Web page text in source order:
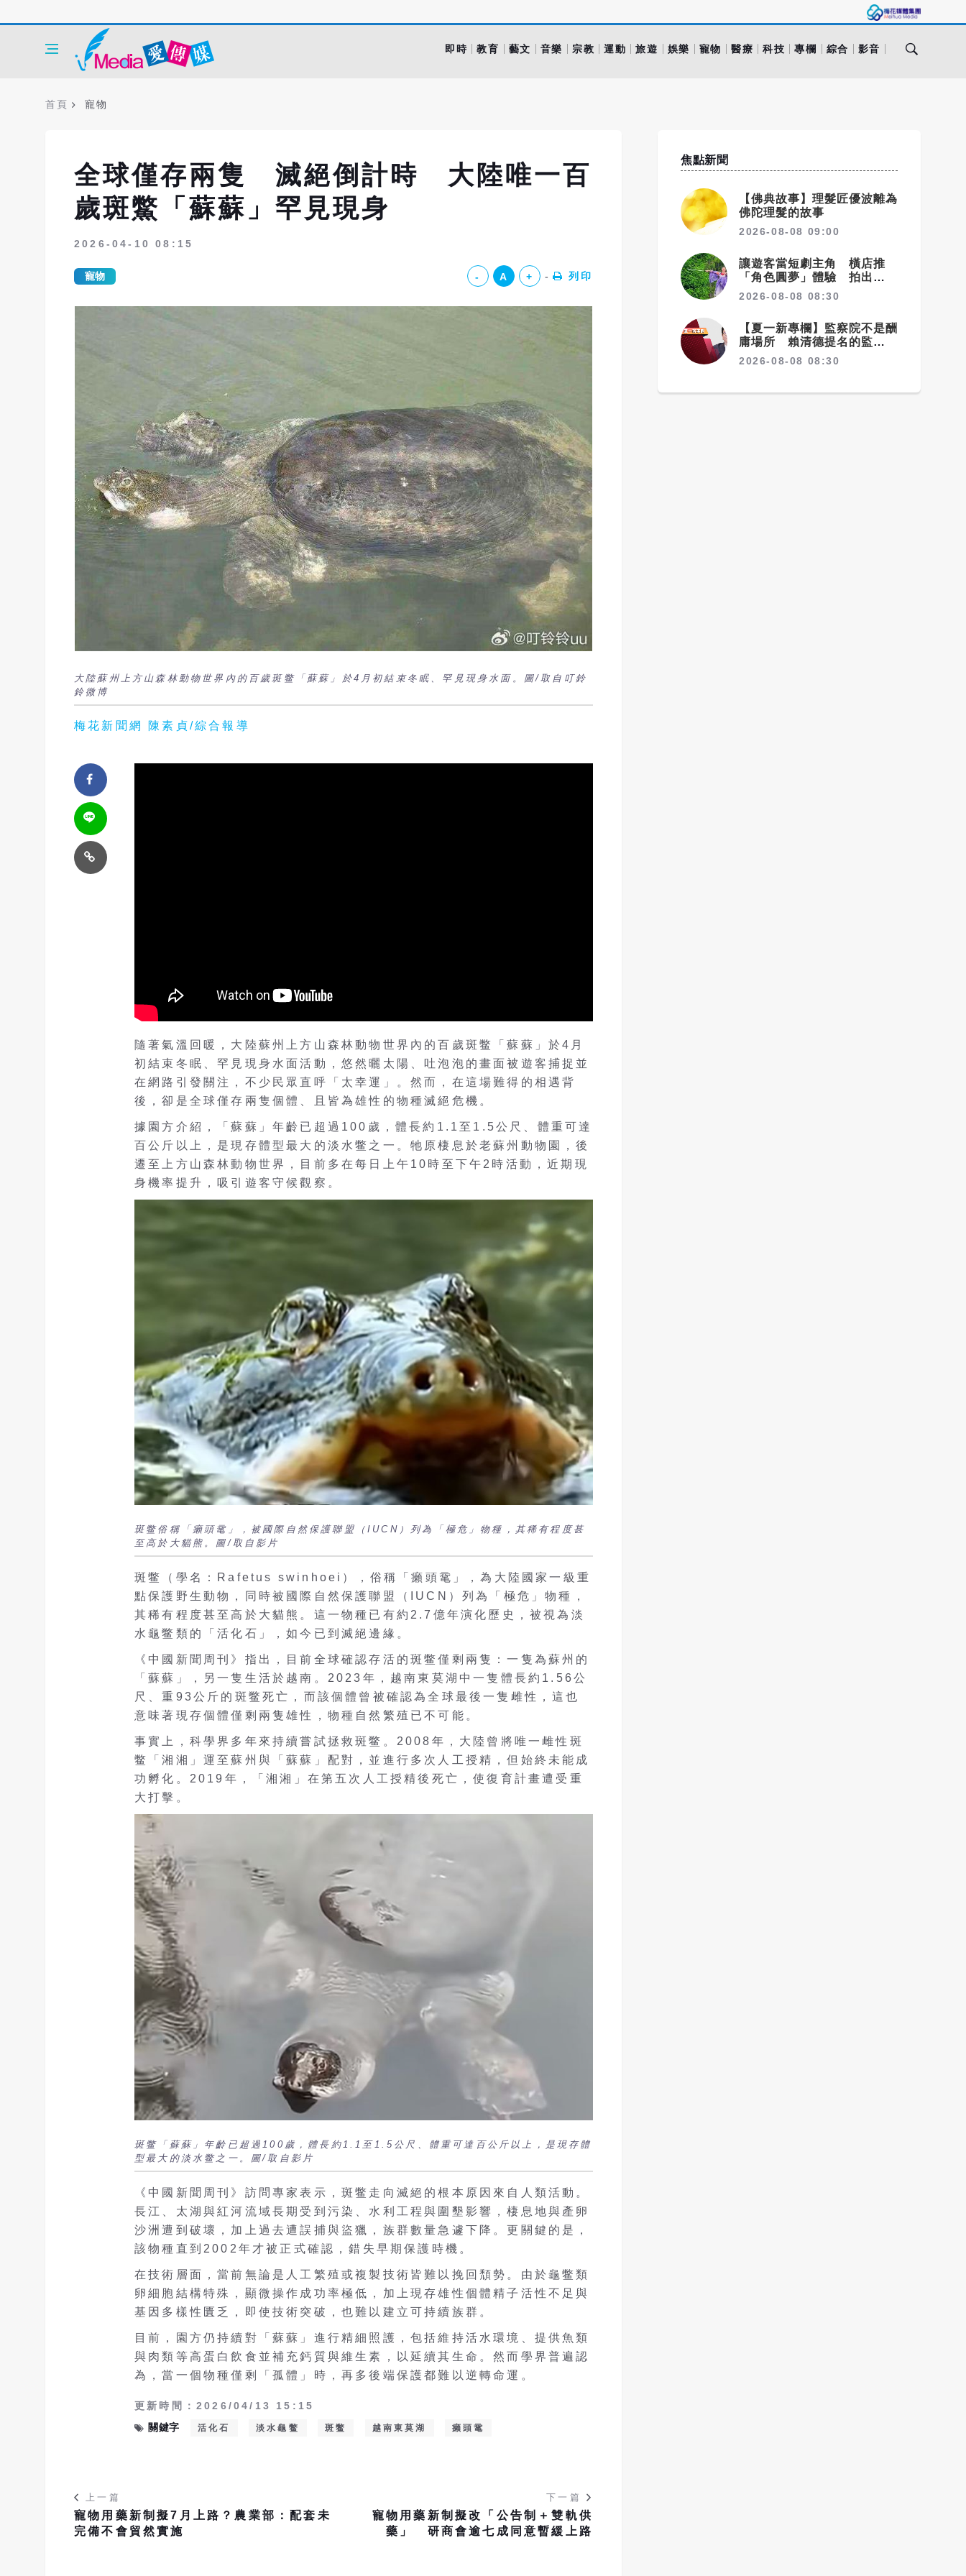
即時 教育 藝文 音樂 宗教 運動 旅遊 娛樂 寵物 醫療 科技 專欄 綜合 影音
首頁 寵物
全球僅存兩隻 滅絕倒計時 大陸唯一百
歲斑鱉「蘇蘇」罕見現身
2026-04-10 08:15
寵物 - A + 列印
大陸蘇州上方山森林動物世界內的百歲斑鳖「蘇蘇」於4月初結束冬眠、罕見現身水面。圖/取自叮鈴
鈴微博
梅花新聞網 陳素貞/綜合報導
隨著氣溫回暖，大陸蘇州上方山森林動物世界內的百歲斑鳖「蘇蘇」於4月
初結束冬眠、罕見現身水面活動，悠然曬太陽、吐泡泡的畫面被遊客捕捉並
在網路引發關注，不少民眾直呼「太幸運」。然而，在這場難得的相遇背
後，卻是全球僅存兩隻個體、且皆為雄性的物種滅絕危機。
據園方介紹，「蘇蘇」年齡已超過100歲，體長約1.1至1.5公尺、體重可達
百公斤以上，是現存體型最大的淡水鳖之一。牠原棲息於老蘇州動物園，後
遷至上方山森林動物世界，目前多在每日上午10時至下午2時活動，近期現
身機率提升，吸引遊客守候觀察。
斑鳖俗稱「癩頭鼋」，被國際自然保護聯盟（IUCN）列為「極危」物種，其稀有程度甚
至高於大貓熊。圖/取自影片
斑鳖（學名：Rafetus swinhoei），俗稱「癩頭鼋」，為大陸國家一級重
點保護野生動物，同時被國際自然保護聯盟（IUCN）列為「極危」物種，
其稀有程度甚至高於大貓熊。這一物種已有約2.7億年演化歷史，被視為淡
水龜鳖類的「活化石」，如今已到滅絕邊緣。
《中國新聞周刊》指出，目前全球確認存活的斑鳖僅剩兩隻：一隻為蘇州的
「蘇蘇」，另一隻生活於越南。2023年，越南東莫湖中一隻體長約1.56公
尺、重93公斤的斑鳖死亡，而該個體曾被確認為全球最後一隻雌性，這也
意味著現存個體僅剩兩隻雄性，物種自然繁殖已不可能。
事實上，科學界多年來持續嘗試拯救斑鳖。2008年，大陸曾將唯一雌性斑
鳖「湘湘」運至蘇州與「蘇蘇」配對，並進行多次人工授精，但始終未能成
功孵化。2019年，「湘湘」在第五次人工授精後死亡，使復育計畫遭受重
大打擊。
斑鳖「蘇蘇」年齡已超過100歲，體長約1.1至1.5公尺、體重可達百公斤以上，是現存體
型最大的淡水鳖之一。圖/取自影片
《中國新聞周刊》訪問專家表示，斑鳖走向滅絕的根本原因來自人類活動。
長江、太湖與紅河流域長期受到污染、水利工程與圍墾影響，棲息地與產卵
沙洲遭到破壞，加上過去遭誤捕與盜獵，族群數量急遽下降。更關鍵的是，
該物種直到2002年才被正式確認，錯失早期保護時機。
在技術層面，當前無論是人工繁殖或複製技術皆難以挽回頹勢。由於龜鳖類
卵細胞結構特殊，顯微操作成功率極低，加上現存雄性個體精子活性不足與
基因多樣性匱乏，即使技術突破，也難以建立可持續族群。
目前，園方仍持續對「蘇蘇」進行精細照護，包括維持活水環境、提供魚類
與肉類等高蛋白飲食並補充鈣質與維生素，以延續其生命。然而學界普遍認
為，當一個物種僅剩「孤體」時，再多後端保護都難以逆轉命運。
更新時間：2026/04/13 15:15
關鍵字
活化石 淡水龜鳖 斑鳖 越南東莫湖 癩頭鼋
上一篇
寵物用藥新制擬7月上路？農業部：配套未
完備不會貿然實施
下一篇
寵物用藥新制擬改「公告制＋雙軌供
藥」 研商會逾七成同意暫緩上路
焦點新聞
【佛典故事】理髮匠優波離為
佛陀理髮的故事
2026-08-08 09:00
讓遊客當短劇主角 橫店推
「角色圓夢」體驗 拍出文旅
新商機
2026-08-08 08:30
【夏一新專欄】監察院不是酬
庸場所 賴清德提名的監委適
任嗎？
2026-08-08 08:30